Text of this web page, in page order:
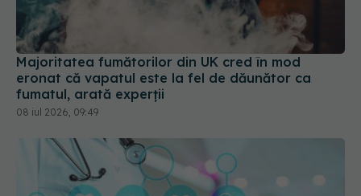
Majoritatea fumătorilor din UK cred în mod
eronat că vapatul este la fel de dăunător ca
fumatul, arată experții
08 iul 2026, 09:49